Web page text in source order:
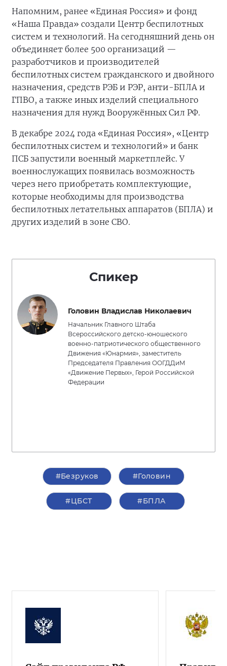
Напомним, ранее «Единая Россия» и фонд
«Наша Правда» создали Центр беспилотных
систем и технологий. На сегодняшний день он
объединяет более 500 организаций —
разработчиков и производителей
беспилотных систем гражданского и двойного
назначения, средств РЭБ и РЭР, анти-БПЛА и
ГПВО, а также иных изделий специального
назначения для нужд Вооружённых Сил РФ.
В декабре 2024 года «Единая Россия», «Центр
беспилотных систем и технологий» и банк
ПСБ запустили военный маркетплейс. У
военнослужащих появилась возможность
через него приобретать комплектующие,
которые необходимы для производства
беспилотных летательных аппаратов (БПЛА) и
других изделий в зоне СВО.
Спикер
Головин Владислав Николаевич
Начальник Главного Штаба
Всероссийского детско-юношеского
военно-патриотического общественного
Движения «Юнармия», заместитель
Председателя Правления ООГДДиМ
«Движение Первых», Герой Российской
Федерации
#Безруков #Головин
#ЦБСТ #БПЛА